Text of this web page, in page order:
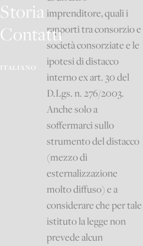
Storia
Contatti
ITALIANO
imprenditore, quali i
rapporti tra consorzio e
società consorziate e le
ipotesi di distacco
interno ex art. 30 del
D.Lgs. n. 276/2003.
Anche solo a
soffermarci sullo
strumento del distacco
(mezzo di
esternalizzazione
molto diffuso) e a
considerare che per tale
istituto la legge non
prevede alcun